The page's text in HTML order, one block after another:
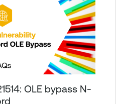
OLE bypass N-